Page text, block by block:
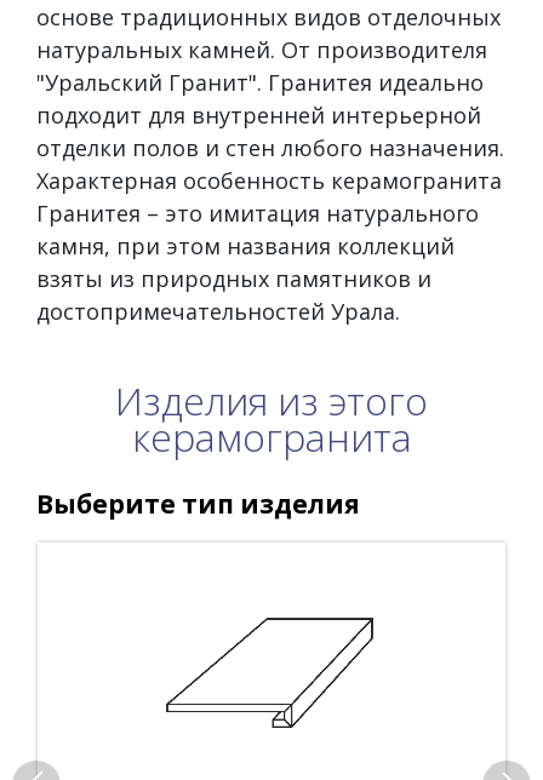
основе традиционных видов отделочных
натуральных камней. От производителя
"Уральский Гранит". Гранитея идеально
подходит для внутренней интерьерной
отделки полов и стен любого назначения.
Характерная особенность керамогранита
Гранитея – это имитация натурального
камня, при этом названия коллекций
взяты из природных памятников и
достопримечательностей Урала.
Изделия из этого
керамогранита
Выберите тип изделия